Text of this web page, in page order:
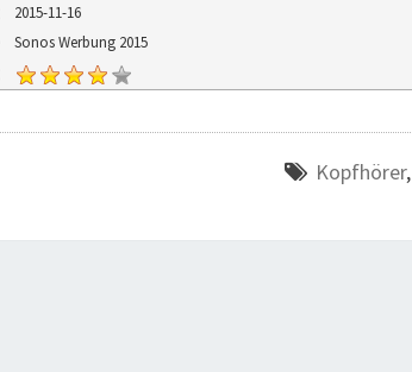
2015-11-16
Sonos Werbung 2015
Kopfhörer,